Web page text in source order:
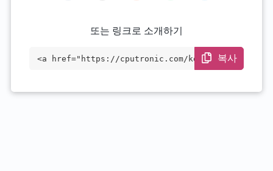
또는 링크로 소개하기
<a href="https://cputronic.com/ko/cpu/am
복사